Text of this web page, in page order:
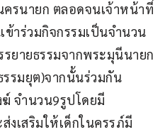
รนายก ตลอดจนเจ้าหน้าที่
าร่วมกิจกรรมเป็นจำนวน
ยายธรรมจากพระมุนีนายก
รมยุต)จากนั้นร่วมกัน
จำนวน9รูปโดยมี
เสริมให้เด็กในครรภ์มี